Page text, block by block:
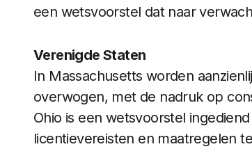
een wetsvoorstel dat naar
Verenigde Staten
In Massachusetts worden
overwogen, met de nadruk op
Ohio is een wetsvoorstel
licentievereisten en maatregelen